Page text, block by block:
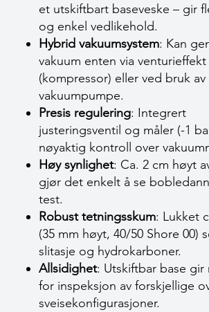
et utskiftbart baseveske – gir
og enkel vedlikehold.
Hybrid vakuumsystem: Kan
vakuum enten via venturieffekt
(kompressor) eller ved bruk av
vakuumpumpe.
Presis regulering: Integrert
justeringsventil og måler (-1
nøyaktig kontroll over
Høy synlighet: Ca. 2 cm høyt
gjør det enkelt å se
test.
Robust tetningsskum: Lukket
(35 mm høyt, 40/50 Shore 00)
slitasje og hydrokarboner.
Allsidighet: Utskiftbar base gir
for inspeksjon av forskjellige
sveisekonfigurasjoner.